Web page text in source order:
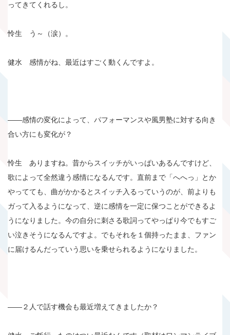
ってきてくれるし。
怜生 う～（涙）。
健水 感情がね、最近はすごく動くんですよ。
――感情の変化によって、パフォーマンスや風男塾に対する向き
合い方にも変化が？
怜生 ありますね。昔からスイッチがいっぱいあるんですけど、
歌によって全然違う感情になるんです。直前まで「へへっ」とか
やってても、曲がかかるとスイッチ入るっていうのが、前よりも
ガって入るようになって、逆に感情を一定に保つことができるよ
うになりました。今の自分に刺さる歌詞ってやっぱり今でもすご
い泣きそうになるんですよ。でもそれを１個持ったまま、ファン
に届けるんだっていう思いを乗せられるようになりました。
――２人で話す機会も最近増えてきましたか？